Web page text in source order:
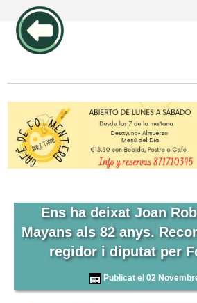
Ens ha deixat Joan
Mayans als 82 anys.
regidor i diputat per
Publicat el 02